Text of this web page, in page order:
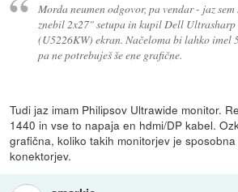
Morda neumen odgovor, pa vendar - jaz
znebil 2x27" setupa in kupil Dell
(U5226KW) ekran. Načeloma bi lahko imel
pa ne potrebuješ še ene grafične.
Tudi jaz imam Philipsov Ultrawide monitor.
1440 in vse to napaja en hdmi/DP kabel.
grafična, koliko takih monitorjev je
konektorjev.